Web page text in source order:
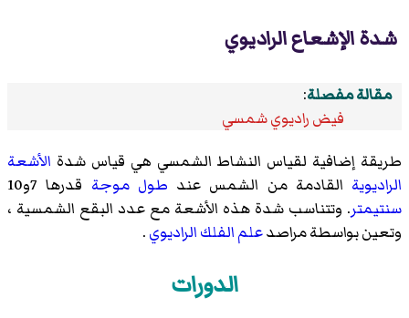
شدة الإشعاع الراديوي
مقالة مفصلة:
فيض راديوي شمسي
طريقة إضافية لقياس النشاط الشمسي هي قياس شدة الأشعة
الراديوية القادمة من الشمس عند طول موجة قدرها 7و10
سنتيمتر. وتتناسب شدة هذه الأشعة مع عدد البقع الشمسية ،
وتعين بواسطة مراصدعلم الفلك الراديوي.
الدورات